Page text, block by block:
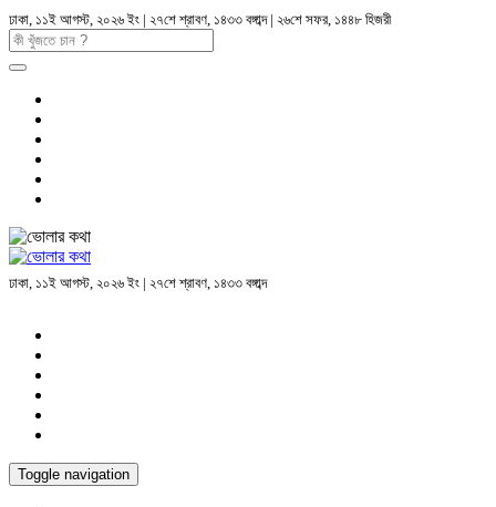
ঢাকা, ১১ই আগস্ট, ২০২৬ ইং | ২৭শে শ্রাবণ, ১৪৩৩ বঙ্গাব্দ | ২৬শে সফর, ১৪৪৮ হিজরী
ঢাকা, ১১ই আগস্ট, ২০২৬ ইং | ২৭শে শ্রাবণ, ১৪৩৩ বঙ্গাব্দ
Toggle navigation